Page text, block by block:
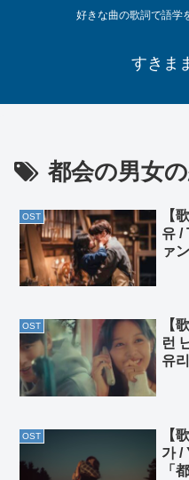
好きな曲の歌詞で語学
すきま
都会の男女
OST
【
유 /
ァ
OST
【
런
유
OST
【
가 /
「